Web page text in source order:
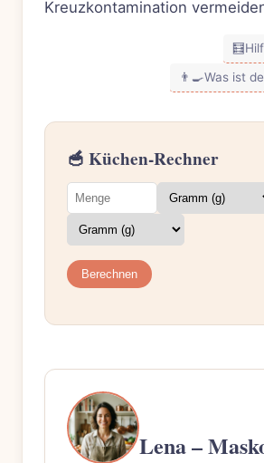
Kreuzkontamination
🧮
👨‍🍳Was ist
🥣 Küchen-Rechner
Berechnen
Lena –